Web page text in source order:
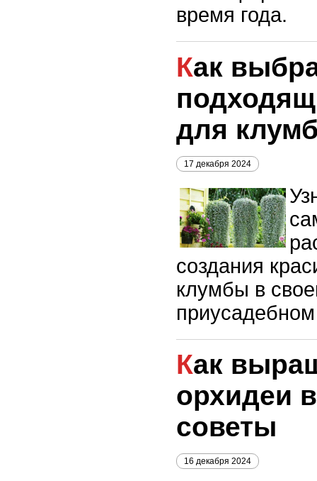
время года.
Как выбрать
для
17 декабря 2024
создания
клумбы в
приусадебном
Как выращивать
орхидеи
советы
16 декабря 2024